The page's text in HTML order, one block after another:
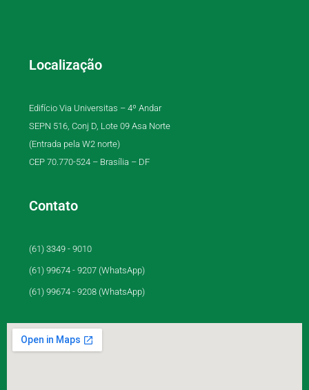
Localização
Edifício Via Universitas – 4º Andar
SEPN 516, Conj D, Lote 09 Asa Norte
(Entrada pela W2 norte)
CEP 70.770-524 – Brasília – DF
Contato
(61) 3349 - 9010
(61) 99674 - 9207 (WhatsApp)
(61) 99674 - 9208 (WhatsApp)